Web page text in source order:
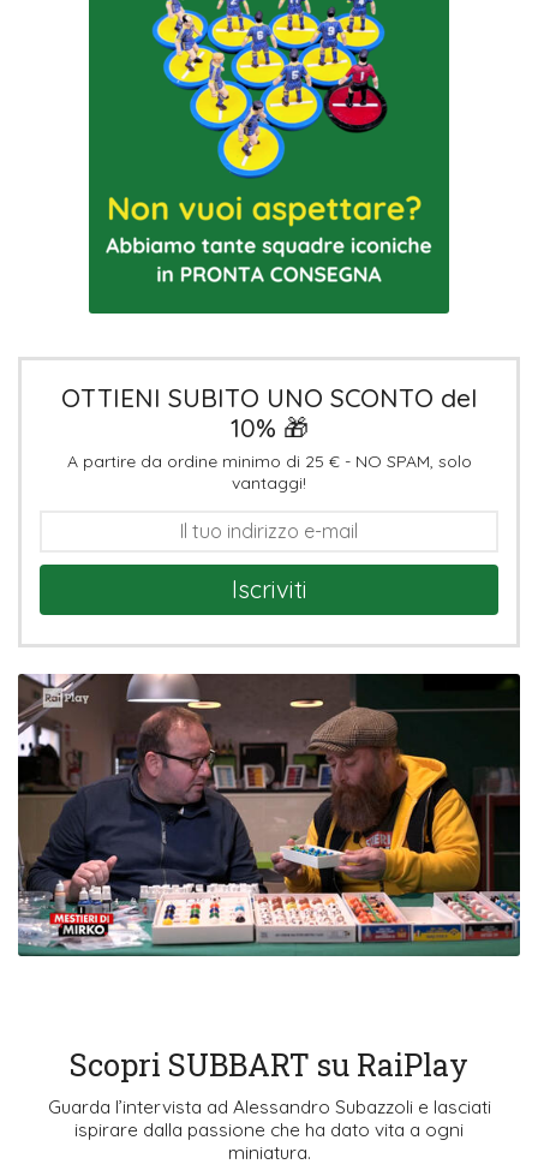
OTTIENI SUBITO UNO SCONTO del
10% 🎁
A partire da ordine minimo di 25 € - NO SPAM, solo
vantaggi!
Iscriviti
Scopri SUBBART su RaiPlay
Guarda l’intervista ad Alessandro Subazzoli e lasciati
ispirare dalla passione che ha dato vita a ogni
miniatura.